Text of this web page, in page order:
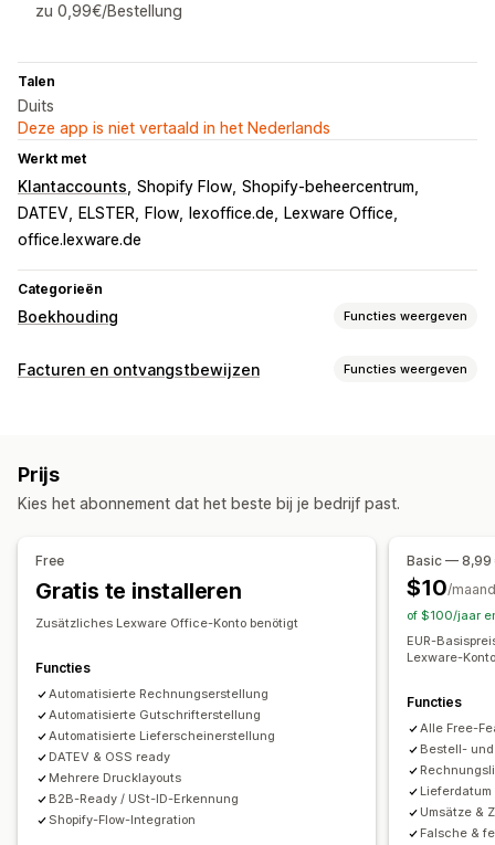
zu 0,99€/Bestellung
Talen
Duits
Deze app is niet vertaald in het Nederlands
Werkt met
Klantaccounts Shopify Flow Shopify-beheercentrum
DATEV
ELSTER Flow lexoffice.de
Lexware Office
office.lexware.de
Categorieën
Boekhouding Functies weergeven
Financiële rapporten
Aangepaste rapporten
Facturatie
Belastingaftrek
Belastingvrijstellingen
Meerdere winkels
Transacties Klanten Toewijzing omzetbelasting
Bankreconciliatie Foutresolutie
Import historische gegevens
Facturen en ontvangstbewijzen Functies weergeven
Aanpassing
Bestandsbeheer
Afdrukken en exporteren
Opeenvolgende nummering
Prijs
Kies het abonnement dat het beste bij je bedrijf past.
Free
Gratis te installeren
Zusätzliches Lexware Office-Konto benötigt
Functies
Automatisierte Rechnungserstellung
Automatisierte Gutschrifterstellung
Automatisierte Lieferscheinerstellung
DATEV & OSS ready
Mehrere Drucklayouts
B2B-Ready / USt-ID-Erkennung
Shopify-Flow-Integration
Basic — 8,99
$10/maand
of $100/jaar
EUR-
Lexware-
Functies
Alle Free-
Bestell-
Umsätze &
Falsche &